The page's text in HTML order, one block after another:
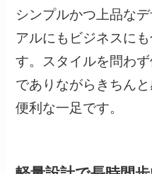
シンプルかつ上品な
アルにもビジネスに
す。スタイルを問わ
でありながらきちん
便利な一足です。